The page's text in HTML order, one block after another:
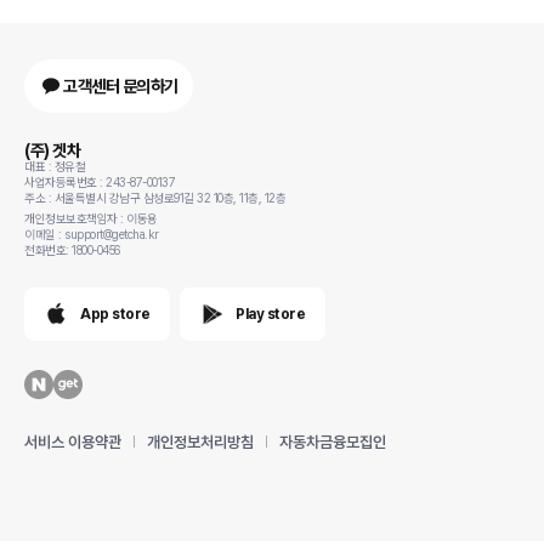
고객센터 문의하기
(주) 겟차
대표 : 정유철
사업자등록번호 : 243-87-00137
주소 : 서울특별시 강남구 삼성로91길 32 10층, 11층, 12층
개인정보보호책임자 : 이동용
이메일 : support@getcha.kr
전화번호: 1800-0456
App store Play store
서비스 이용약관 개인정보처리방침 자동차금융모집인